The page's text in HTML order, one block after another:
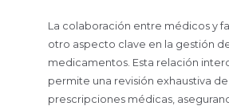
La colaboración entre médicos y
otro aspecto clave en la gestión
medicamentos. Esta relación
permite una revisión exhaustiva de
prescripciones médicas,